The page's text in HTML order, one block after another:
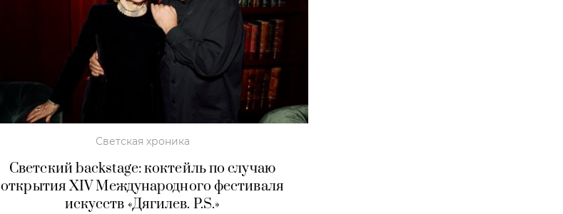
Светская хроника
Светский backstage: коктейль по случаю
открытия XIV Международного фестиваля
искусств «Дягилев. P.S.»